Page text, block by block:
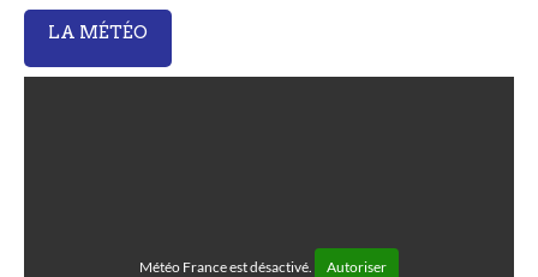
LA MÉTÉO
Météo France est désactivé. Autoriser